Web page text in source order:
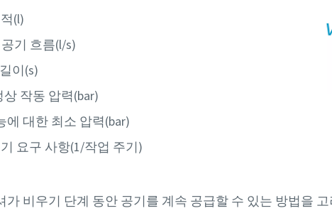
(l)
기 흐름(l/s)
이(s)
작동 압력(bar)
에 대한 최소 압력(bar)
요구 사항(1/작업 주기)
가 비우기 단계 동안 공기를 계속 공급할 수 있는 방법을